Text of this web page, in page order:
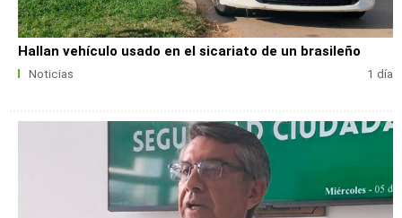
Hallan vehículo usado en el sicariato de un brasileño
Noticias 1 día